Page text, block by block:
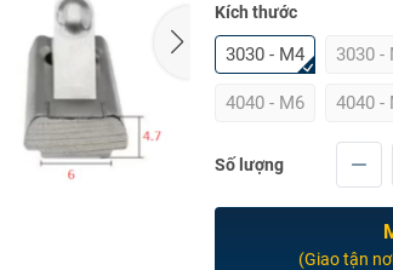
Kích thước
3030 - M4 3030 -
4040 - M6 4040 -
Số lượng
(Giao tận